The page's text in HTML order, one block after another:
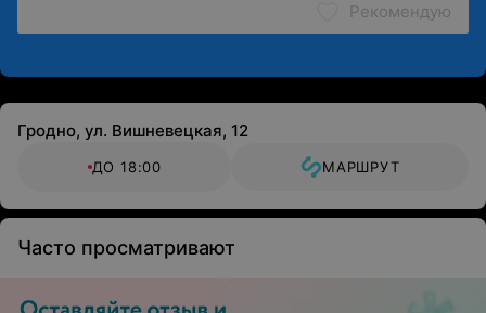
Рекомендую
Гродно, ул. Вишневецкая, 12
ДО 18:00 МАРШРУТ
Часто просматривают